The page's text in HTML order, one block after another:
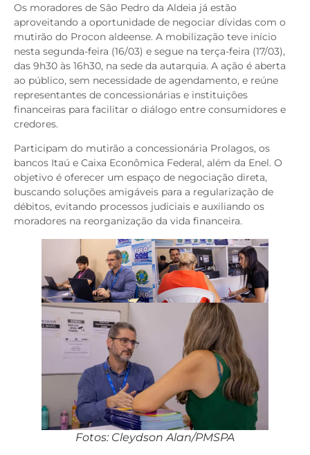
Os moradores de São Pedro da Aldeia já estão
aproveitando a oportunidade de negociar dívidas com o
mutirão do Procon aldeense. A mobilização teve início
nesta segunda-feira (16/03) e segue na terça-feira (17/03),
das 9h30 às 16h30, na sede da autarquia. A ação é aberta
ao público, sem necessidade de agendamento, e reúne
representantes de concessionárias e instituições
financeiras para facilitar o diálogo entre consumidores e
credores.
Participam do mutirão a concessionária Prolagos, os
bancos Itaú e Caixa Econômica Federal, além da Enel. O
objetivo é oferecer um espaço de negociação direta,
buscando soluções amigáveis para a regularização de
débitos, evitando processos judiciais e auxiliando os
moradores na reorganização da vida financeira.
Fotos: Cleydson Alan/PMSPA